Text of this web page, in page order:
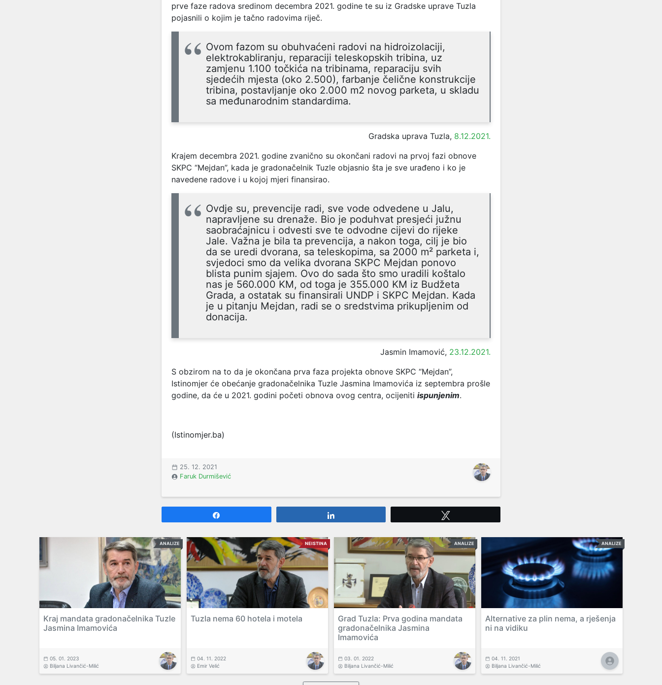
prve faze radova sredinom decembra 2021. godine te su iz Gradske uprave Tuzla
pojasnili o kojim je tačno radovima riječ.
Ovom fazom su obuhvaćeni radovi na hidroizolaciji,
elektrokabliranju, reparaciji teleskopskih tribina, uz
zamjenu 1.100 točkića na tribinama, reparaciju svih
sjedećih mjesta (oko 2.500), farbanje čelične konstrukcije
tribina, postavljanje oko 2.000 m2 novog parketa, u skladu
sa međunarodnim standardima.
Gradska uprava Tuzla, 8.12.2021.
Krajem decembra 2021. godine zvanično su okončani radovi na prvoj fazi obnove
SKPC “Mejdan”, kada je gradonačelnik Tuzle objasnio šta je sve urađeno i ko je
navedene radove i u kojoj mjeri finansirao.
Ovdje su, prevencije radi, sve vode odvedene u Jalu,
napravljene su drenaže. Bio je poduhvat presjeći južnu
saobraćajnicu i odvesti sve te odvodne cijevi do rijeke
Jale. Važna je bila ta prevencija, a nakon toga, cilj je bio
da se uredi dvorana, sa teleskopima, sa 2000 m² parketa i,
svjedoci smo da velika dvorana SKPC Mejdan ponovo
blista punim sjajem. Ovo do sada što smo uradili koštalo
nas je 560.000 KM, od toga je 355.000 KM iz Budžeta
Grada, a ostatak su finansirali UNDP i SKPC Mejdan. Kada
je u pitanju Mejdan, radi se o sredstvima prikupljenim od
donacija.
Jasmin Imamović, 23.12.2021.
S obzirom na to da je okončana prva faza projekta obnove SKPC “Mejdan”,
Istinomjer će obećanje gradonačelnika Tuzle Jasmina Imamovića iz septembra prošle
godine, da će u 2021. godini početi obnova ovog centra, ocijeniti ispunjenim.
(Istinomjer.ba)
25. 12. 2021
Faruk Durmišević
ANALIZE
Kraj mandata gradonačelnika Tuzle
Jasmina Imamovića
05. 01. 2023
Biljana Livančić-Milić
NEISTINA
Tuzla nema 60 hotela i motela
04. 11. 2022
Emir Velić
ANALIZE
Grad Tuzla: Prva godina mandata
gradonačelnika Jasmina
Imamovića
03. 01. 2022
Biljana Livančić-Milić
ANALIZE
Alternative za plin nema, a rješenja
ni na vidiku
04. 11. 2021
Biljana Livančić-Milić